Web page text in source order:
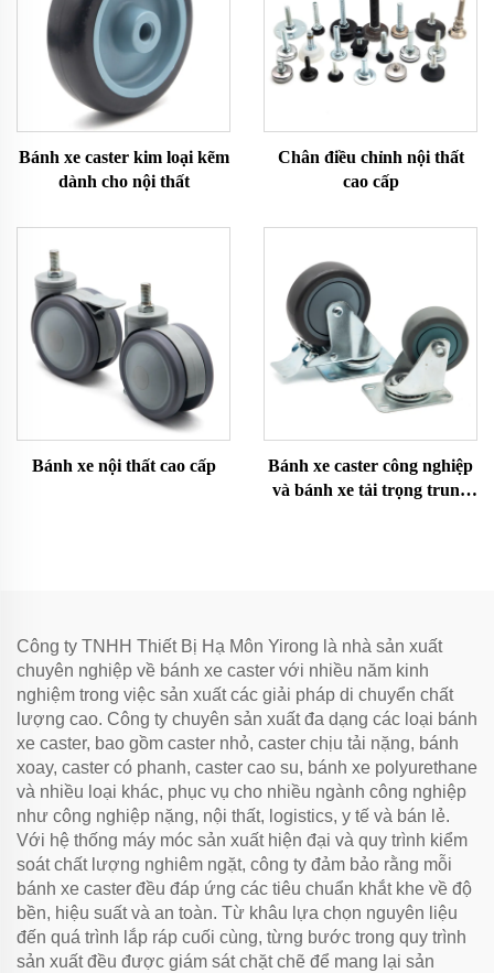
Bánh xe caster kim loại kẽm
dành cho nội thất
Chân điều chỉnh nội thất
cao cấp
Bánh xe nội thất cao cấp
Bánh xe caster công nghiệp
và bánh xe tải trọng trung
Công ty TNHH Thiết Bị Hạ Môn Yirong là nhà sản xuất
chuyên nghiệp về bánh xe caster với nhiều năm kinh
nghiệm trong việc sản xuất các giải pháp di chuyển chất
lượng cao. Công ty chuyên sản xuất đa dạng các loại bánh
xe caster, bao gồm caster nhỏ, caster chịu tải nặng, bánh
xoay, caster có phanh, caster cao su, bánh xe polyurethane
và nhiều loại khác, phục vụ cho nhiều ngành công nghiệp
như công nghiệp nặng, nội thất, logistics, y tế và bán lẻ.
Với hệ thống máy móc sản xuất hiện đại và quy trình kiểm
soát chất lượng nghiêm ngặt, công ty đảm bảo rằng mỗi
bánh xe caster đều đáp ứng các tiêu chuẩn khắt khe về độ
bền, hiệu suất và an toàn. Từ khâu lựa chọn nguyên liệu
đến quá trình lắp ráp cuối cùng, từng bước trong quy trình
sản xuất đều được giám sát chặt chẽ để mang lại sản